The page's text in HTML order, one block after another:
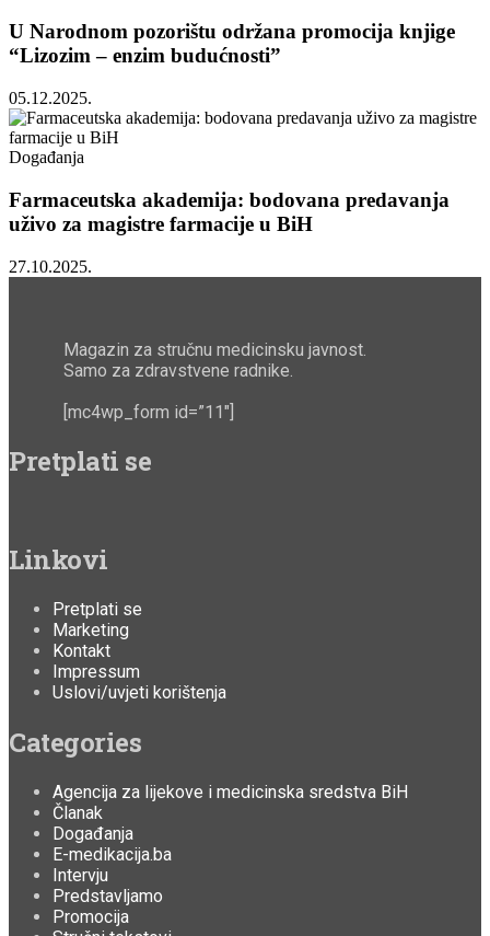
U Narodnom pozorištu održana promocija knjige
“Lizozim – enzim budućnosti”
05.12.2025.
Događanja
Farmaceutska akademija: bodovana predavanja
uživo za magistre farmacije u BiH
27.10.2025.
Magazin za stručnu medicinsku javnost.
Samo za zdravstvene radnike.
[mc4wp_form id=”11″]
Pretplati se
Linkovi
Pretplati se
Marketing
Kontakt
Impressum
Uslovi/uvjeti korištenja
Categories
Agencija za lijekove i medicinska sredstva BiH
Članak
Događanja
E-medikacija.ba
Intervju
Predstavljamo
Promocija